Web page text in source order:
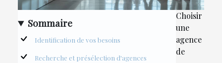
Sommaire
Identification de vos besoins
Recherche et présélection d'agences
Choisir
une
agence
de